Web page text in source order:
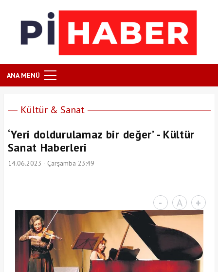
ANA MENÜ
Kültür & Sanat
‘Yeri doldurulamaz bir değer’ - Kültür
Sanat Haberleri
14.06.2023 - Çarşamba 23:49
- A +